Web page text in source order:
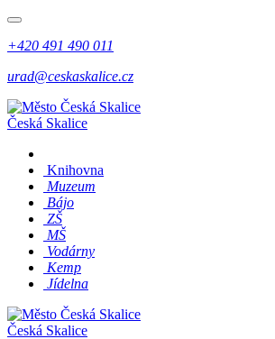
+420 491 490 011
urad@ceskaskalice.cz
Česká Skalice
Knihovna
Muzeum
Bájo
ZŠ
MŠ
Vodárny
Kemp
Jídelna
Česká Skalice